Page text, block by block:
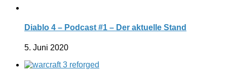
Diablo 4 – Podcast #1 – Der aktuelle Stand
5. Juni 2020